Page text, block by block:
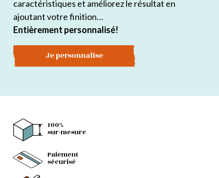
caractéristiques et améliorez le résultat en
ajoutant votre finition…
Entièrement personnalisé!
Je personnalise
100%
sur-mesure
Paiement
sécurisé